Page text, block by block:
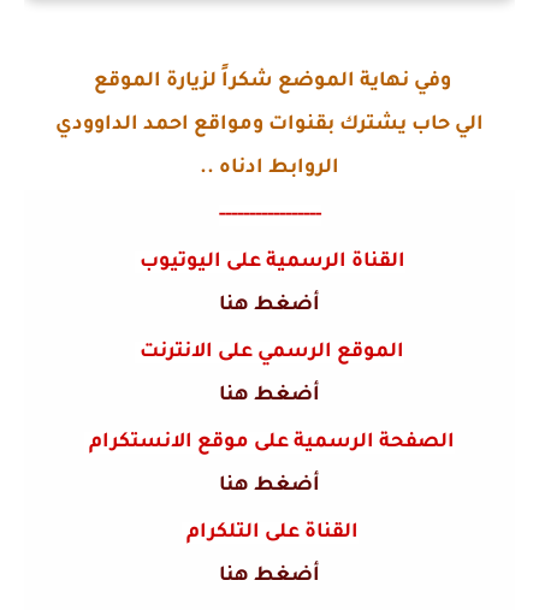
وفي نهاية الموضع شكراً لزيارة الموقع
الي حاب يشترك بقنوات ومواقع احمد الداوودي
الروابط ادناه ..
-----------------
القناة الرسمية على اليوتيوب
أضغط هنا
الموقع الرسمي على الانترنت
أضغط هنا
الصفحة الرسمية على موقع الانستكرام
أضغط هنا
القناة على التلكرام
أضغط هنا